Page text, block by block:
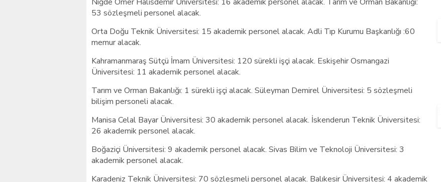
53 sözleşmeli personel alacak.
Orta Doğu Teknik Üniversitesi: 15 akademik personel alacak. Adli Tıp Kurumu Başkanlığı :60
memur alacak.
Kahramanmaraş Sütçü İmam Üniversitesi: 120 sürekli işçi alacak. Eskişehir Osmangazi
Üniversitesi: 11 akademik personel alacak.
Tarım ve Orman Bakanlığı: 1 sürekli işçi alacak. Süleyman Demirel Üniversitesi: 5 sözleşmeli
bilişim personeli alacak.
Manisa Celal Bayar Üniversitesi: 30 akademik personel alacak. İskenderun Teknik Üniversitesi:
26 akademik personel alacak.
Boğaziçi Üniversitesi: 9 akademik personel alacak. Sivas Bilim ve Teknoloji Üniversitesi: 3
akademik personel alacak.
Karadeniz Teknik Üniversitesi: 70 sözleşmeli personel alacak. Balıkesir Üniversitesi: 4 akademik